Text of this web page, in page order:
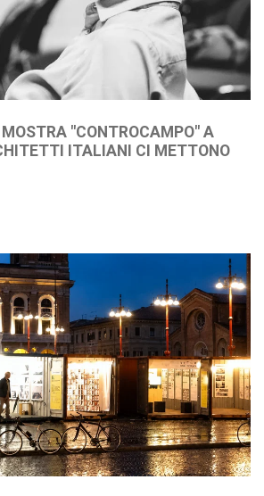
"CONTROCAMPO" A
ITALIANI CI METTONO